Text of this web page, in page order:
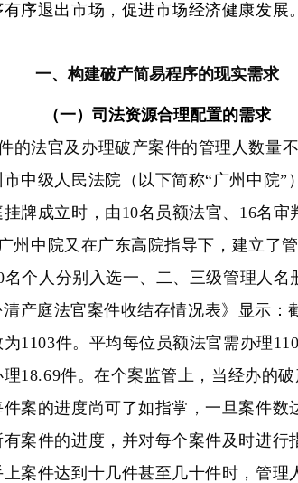
序退出市场，促进市场经济健康发展。
一、构建破产简易程序的现实需求
（一）司法资源合理配置的需求
的法官及办理破产案件的管理人数量
中级人民法院（以下简称“广州中院”
牌成立时，由10名员额法官、16名审
州中院又在广东高院指导下，建立了
名个人分别入选一、二、三级管理人
产庭法官案件收结存情况表》显示：
1103件。平均每位员额法官需办理
理18.69件。在个案监管上，当经办的
案的进度尚可了如指掌，一旦案件数
案件的进度，并对每个案件及时进行
案件达到十几件甚至几十件时，管理